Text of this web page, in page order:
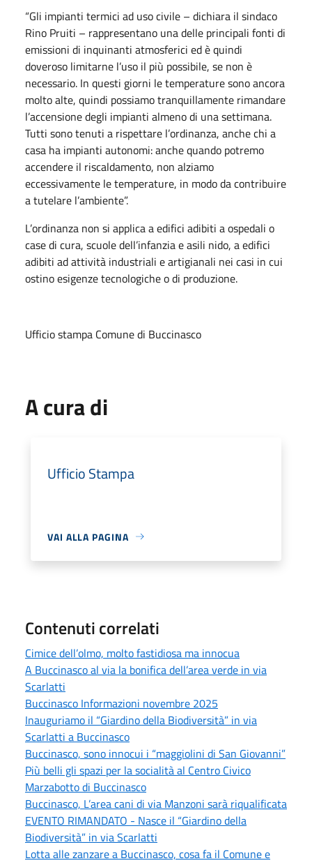
“Gli impianti termici ad uso civile – dichiara il sindaco
Rino Pruiti – rappresentano una delle principali fonti di
emissioni di inquinanti atmosferici ed è quindi
doveroso limitarne l’uso il più possibile, se non è
necessario. In questi giorni le temperature sono ancora
molto alte, quindi possiamo tranquillamente rimandare
l’accensione degli impianti almeno di una settimana.
Tutti sono tenuti a rispettare l’ordinanza, anche chi a
casa ha impianti autonomi: anche quando potremo
accendere il riscaldamento, non alziamo
eccessivamente le temperature, in modo da contribuire
a tutelare l’ambiente”.
L’ordinanza non si applica a edifici adibiti a ospedali o
case di cura, scuole dell’infanzia e asili nido, a edifici
adibiti ad attività industriali e artigianali nei casi in cui
ostino esigenze tecnologiche o di produzione.
Ufficio stampa Comune di Buccinasco
A cura di
Ufficio Stampa
VAI ALLA PAGINA
Contenuti correlati
Cimice dell’olmo, molto fastidiosa ma innocua
A Buccinasco al via la bonifica dell’area verde in via
Scarlatti
Buccinasco Informazioni novembre 2025
Inauguriamo il “Giardino della Biodiversità” in via
Scarlatti a Buccinasco
Buccinasco, sono innocui i “maggiolini di San Giovanni”
Più belli gli spazi per la socialità al Centro Civico
Marzabotto di Buccinasco
Buccinasco, L’area cani di via Manzoni sarà riqualificata
EVENTO RIMANDATO - Nasce il “Giardino della
Biodiversità” in via Scarlatti
Lotta alle zanzare a Buccinasco, cosa fa il Comune e